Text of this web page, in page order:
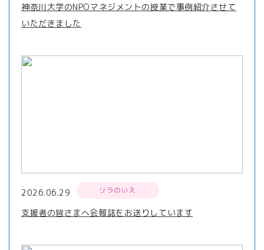
神奈川大学のNPOマネジメントの授業で事例紹介させて
いただきました
2026.06.29 リラのいえ
支援者の皆さまへ会報誌をお送りしています